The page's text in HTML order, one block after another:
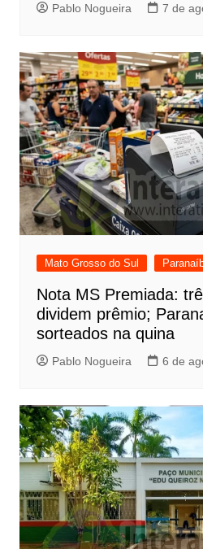
Pablo Nogueira 7 de
Mato Grosso do Sul
Nota MS Premiada:
dividem prêmio;
sorteados na quina
Pablo Nogueira 6 de